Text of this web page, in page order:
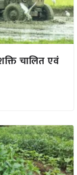
चालित एवं